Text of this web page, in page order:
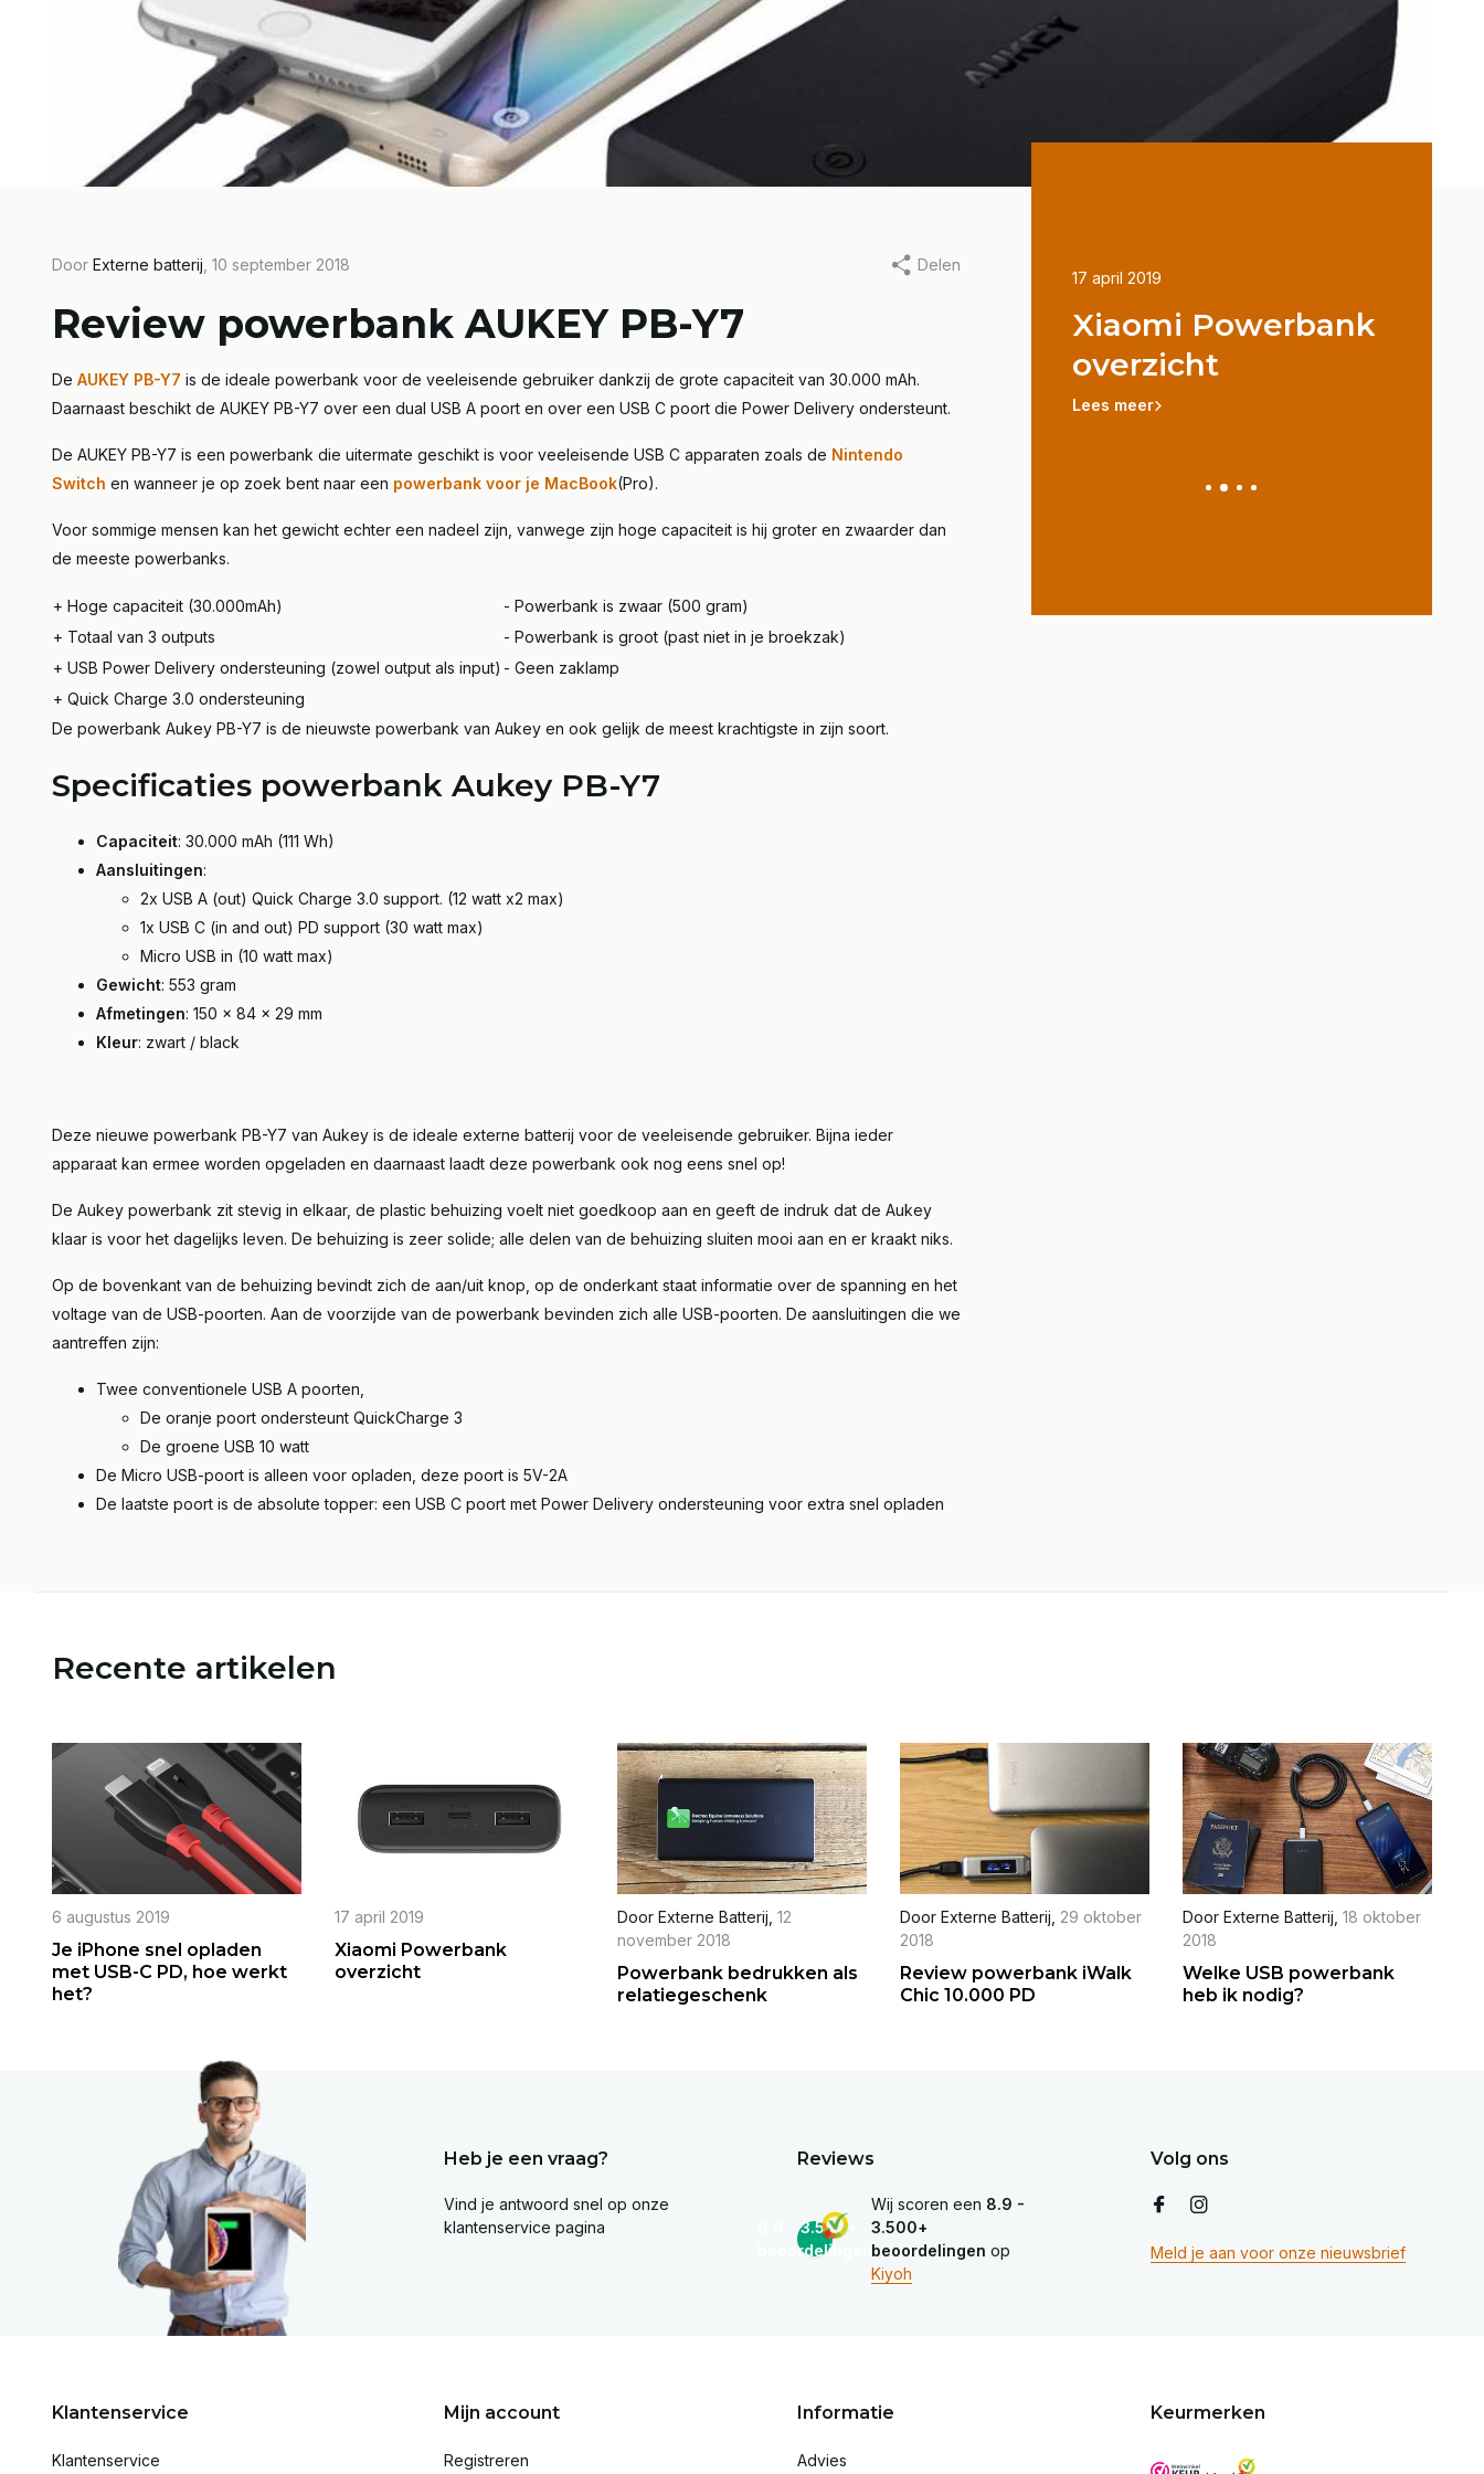
Door Externe batterij , 10 september 2018 Delen
Review powerbank AUKEY PB-Y7
De AUKEY PB-Y7 is de ideale powerbank voor de veeleisende gebruiker dankzij de grote capaciteit van 30.000 mAh.
Daarnaast beschikt de AUKEY PB-Y7 over een dual USB A poort en over een USB C poort die Power Delivery ondersteunt.
De AUKEY PB-Y7 is een powerbank die uitermate geschikt is voor veeleisende USB C apparaten zoals de Nintendo
Switch en wanneer je op zoek bent naar een powerbank voor je MacBook(Pro).
Voor sommige mensen kan het gewicht echter een nadeel zijn, vanwege zijn hoge capaciteit is hij groter en zwaarder dan
de meeste powerbanks.
+ Hoge capaciteit (30.000mAh)
- Powerbank is zwaar (500 gram)
+ Totaal van 3 outputs
- Powerbank is groot (past niet in je broekzak)
+ USB Power Delivery ondersteuning (zowel output als input) - Geen zaklamp
+ Quick Charge 3.0 ondersteuning
De powerbank Aukey PB-Y7 is de nieuwste powerbank van Aukey en ook gelijk de meest krachtigste in zijn soort.
Specificaties powerbank Aukey PB-Y7
Capaciteit: 30.000 mAh (111 Wh)
Aansluitingen:
2x USB A (out) Quick Charge 3.0 support. (12 watt x2 max)
1x USB C (in and out) PD support (30 watt max)
Micro USB in (10 watt max)
Gewicht: 553 gram
Afmetingen: 150 x 84 x 29 mm
Kleur: zwart / black
Deze nieuwe powerbank PB-Y7 van Aukey is de ideale externe batterij voor de veeleisende gebruiker. Bijna ieder
apparaat kan ermee worden opgeladen en daarnaast laadt deze powerbank ook nog eens snel op!
De Aukey powerbank zit stevig in elkaar, de plastic behuizing voelt niet goedkoop aan en geeft de indruk dat de Aukey
klaar is voor het dagelijks leven. De behuizing is zeer solide; alle delen van de behuizing sluiten mooi aan en er kraakt niks.
Op de bovenkant van de behuizing bevindt zich de aan/uit knop, op de onderkant staat informatie over de spanning en het
voltage van de USB-poorten. Aan de voorzijde van de powerbank bevinden zich alle USB-poorten. De aansluitingen die we
aantreffen zijn:
Twee conventionele USB A poorten,
De oranje poort ondersteunt QuickCharge 3
De groene USB 10 watt
De Micro USB-poort is alleen voor opladen, deze poort is 5V-2A
De laatste poort is de absolute topper: een USB C poort met Power Delivery ondersteuning voor extra snel opladen
Door Externe Batterij, 12 november 2018
Powerbank
bedrukken als
relatiegeschenk
Lees meer
Review powerbank
iWalk Chic 10.000
PD
Lees meer
opladen met USB-C
PD, hoe werkt het?
Lees meer
17 april 2019
Xiaomi Powerbank
overzicht
Lees meer
Recente artikelen
6 augustus 2019
Je iPhone snel opladen
met USB-C PD, hoe werkt
het?
17 april 2019
Xiaomi Powerbank
overzicht
Door Externe Batterij 12
november 2018
Powerbank bedrukken als
relatiegeschenk
Door Externe Batterij 29 oktober
2018
Review powerbank iWalk
Chic 10.000 PD
Door Externe Batterij 18 oktober
2018
Welke USB powerbank
heb ik nodig?
Heb je een vraag?
Vind je antwoord snel op onze
klantenservice pagina
Reviews
8.9 - 3.500+
beoordelingen
Wij scoren een 8.9 -
3.500+
beoordelingen op
Kiyoh
Volg ons
Meld je aan voor onze nieuwsbrief
Klantenservice
Klantenservice
Mijn account
Registreren
Informatie
Advies
Keurmerken